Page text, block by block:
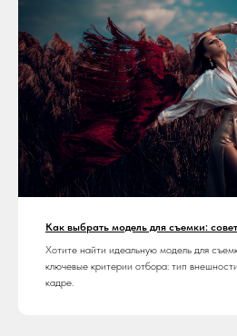
Как выбрать модель для съемки:
Хотите найти идеальную модель для
ключевые критерии отбора: тип
кадре.